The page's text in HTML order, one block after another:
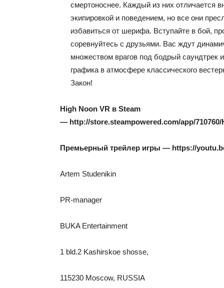
смертоноснее. Каждый из них отличается
экипировкой и поведением, но все они
избавиться от шерифа. Вступайте в бой,
соревнуйтесь с друзьями. Вас ждут
множеством врагов под бодрый саундтрек
графика в атмосфере классического
Закон!
High Noon VR в Steam
— http://store.steampowered.com/app/
Премьерный трейлер игры — https://
Artem Studenikin
PR-manager
BUKA Entertainment
1 bld.2 Kashirskoe shosse,
115230 Moscow, RUSSIA